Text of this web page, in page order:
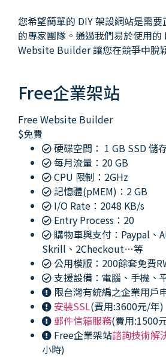
您希望簡單的 DIY 架設網站是需
的專家團隊。通過我們易於使用的
Website Builder 讓您在競爭中脫
Free企業架站
Free Website Builder
$免費
硬碟空間： 1 GB SSD 儲
每月流量：20 GB
CPU 限制：2GHz
記憶體(pMEM)：2 GB
I/O Rate：2048 KB/s
Entry Process：20
購物車與支付：Paypal、
Skrill、2Checkout…等
公用模版：200餘套免費
支援設備：電腦、手機、
限台灣有統編之企業用戶
安裝SSL(費用:3600元/年)
郵件信箱服務(費用:1500
Free企業架站諮詢技術解
小時)